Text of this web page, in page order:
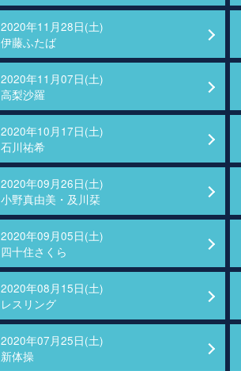
2020年11月28日(土)
伊藤ふたば
2020年11月07日(土)
高梨沙羅
2020年10月17日(土)
石川祐希
2020年09月26日(土)
小野真由美・及川栞
2020年09月05日(土)
四十住さくら
2020年08月15日(土)
レスリング
2020年07月25日(土)
新体操